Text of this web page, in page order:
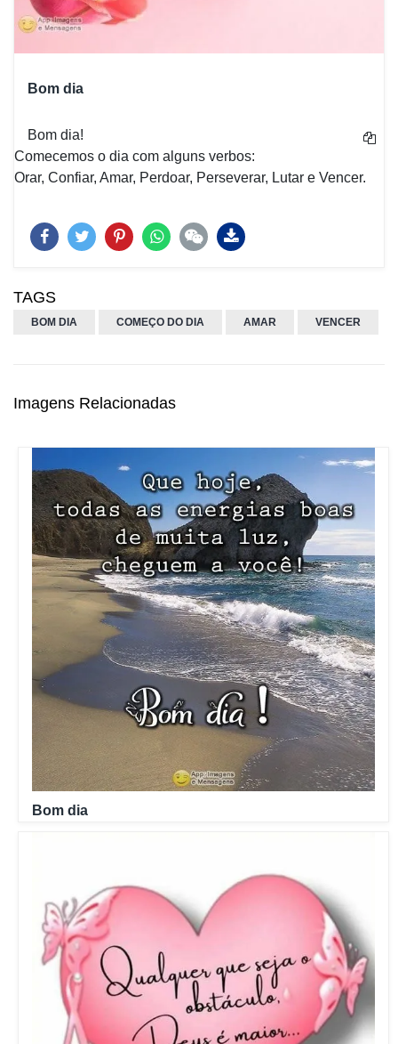
Bom dia
Bom dia!
Comecemos o dia com alguns verbos:
Orar, Confiar, Amar, Perdoar, Perseverar, Lutar e Vencer.
TAGS
BOM DIA COMEÇO DO DIA AMAR VENCER
Imagens Relacionadas
Bom dia